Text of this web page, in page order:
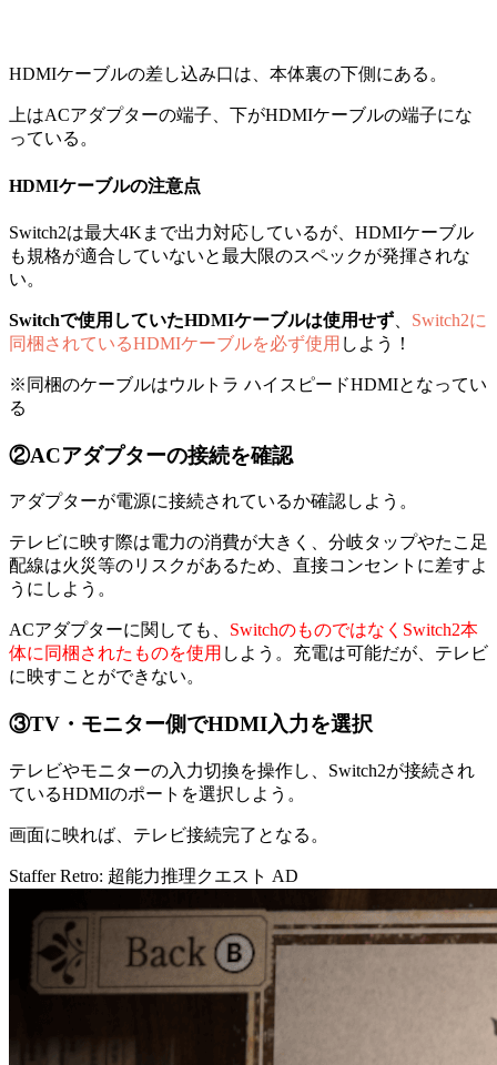
HDMIケーブルの差し込み口は、本体裏の下側にある。
上はACアダプターの端子、下がHDMIケーブルの端子にな
っている。
HDMIケーブルの注意点
Switch2は最大4Kまで出力対応しているが、HDMIケーブル
も規格が適合していないと最大限のスペックが発揮されな
い。
Switchで使用していたHDMIケーブルは使用せず
Switch2に
同梱されているHDMIケーブルを必ず使用 しよう！
※同梱のケーブルはウルトラ ハイスピードHDMIとなってい
る
②ACアダプターの接続を確認
アダプターが電源に接続されているか確認しよう。
テレビに映す際は電力の消費が大きく、分岐タップやたこ足
配線は火災等のリスクがあるため、直接コンセントに差すよ
うにしよう。
ACアダプターに関しても、 SwitchのものではなくSwitch2本
体に同梱されたものを使用 しよう。充電は可能だが、テレビ
に映すことができない。
③TV・モニター側でHDMI入力を選択
テレビやモニターの入力切換を操作し、Switch2が接続され
ているHDMIのポートを選択しよう。
画面に映れば、テレビ接続完了となる。
Staffer Retro: 超能力推理クエスト AD